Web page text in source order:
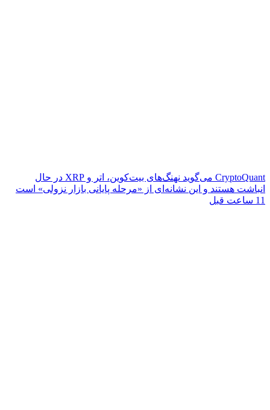
CryptoQuant می‌گوید نهنگ‌های بیت‌کوین، اتر و XRP در حال
انباشت هستند و این نشانه‌ای از «مرحله پایانی بازار نزولی» است
11 ساعت قبل